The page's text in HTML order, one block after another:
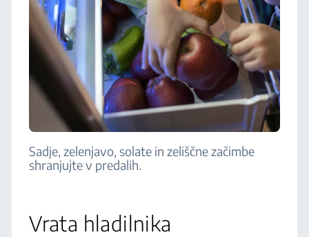
Sadje, zelenjavo, solate in zeliščne začimbe
shranjujte v predalih.
Vrata hladilnika